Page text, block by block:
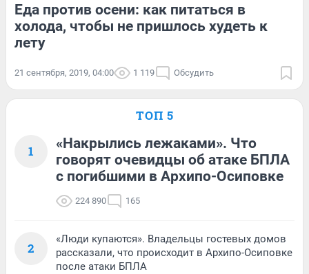
Еда против осени: как питаться в
холода, чтобы не пришлось худеть к
лету
21 сентября, 2019, 04:00 1 119 Обсудить
ТОП 5
1
«Накрылись лежаками». Что
говорят очевидцы об атаке БПЛА
с погибшими в Архипо-Осиповке
224 890 165
2
«Люди купаются». Владельцы гостевых домов
рассказали, что происходит в Архипо-Осиповке
после атаки БПЛА